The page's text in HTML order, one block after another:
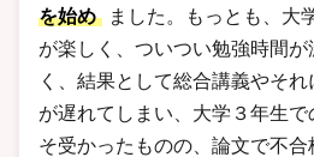
を始め
ました。もっとも、大
が楽しく、ついつい勉強時間
く、結果として総合講義やそ
が遅れてしまい、大学３年生で
そ受かったものの、論文で不